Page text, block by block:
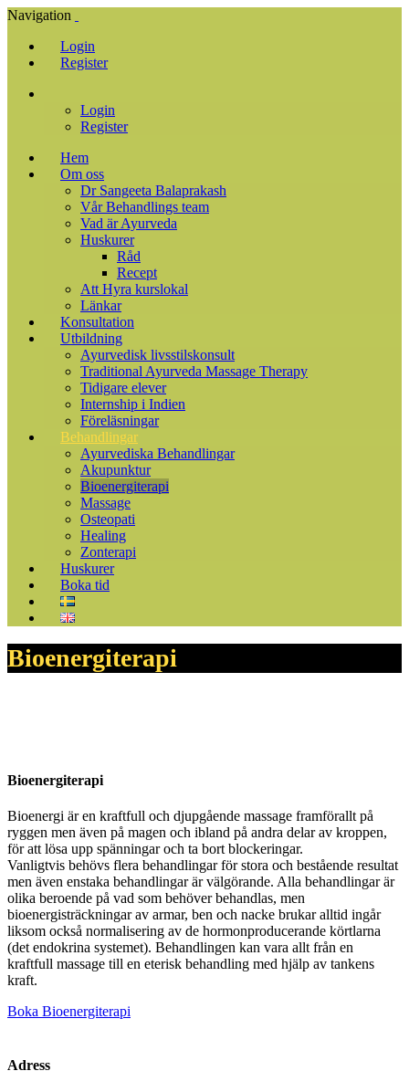
Navigation
Login
Register
Login
Register
Hem
Om oss
Dr Sangeeta Balaprakash
Vår Behandlings team
Vad är Ayurveda
Huskurer
Råd
Recept
Att Hyra kurslokal
Länkar
Konsultation
Utbildning
Ayurvedisk livsstilskonsult
Traditional Ayurveda Massage Therapy
Tidigare elever
Internship i Indien
Föreläsningar
Behandlingar
Ayurvediska Behandlingar
Akupunktur
Bioenergiterapi
Massage
Osteopati
Healing
Zonterapi
Huskurer
Boka tid
Bioenergiterapi
Bioenergiterapi
Bioenergi är en kraftfull och djupgående massage framförallt på
ryggen men även på magen och ibland på andra delar av kroppen,
för att lösa upp spänningar och ta bort blockeringar.
Vanligtvis behövs flera behandlingar för stora och bestående resultat
men även enstaka behandlingar är välgörande. Alla behandlingar är
olika beroende på vad som behöver behandlas, men
bioenergisträckningar av armar, ben och nacke brukar alltid ingår
liksom också normalisering av de hormonproducerande körtlarna
(det endokrina systemet). Behandlingen kan vara allt från en
kraftfull massage till en eterisk behandling med hjälp av tankens
kraft.
Boka Bioenergiterapi
Adress